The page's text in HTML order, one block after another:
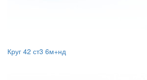
Круг 42 ст3 6м+нд